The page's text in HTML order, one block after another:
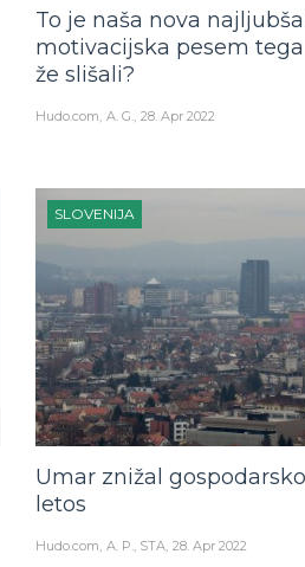
To je naša nova
motivacijska pesem tega
že slišali?
Hudo.com A. G. 28. Apr 2022
SLOVENIJA
Umar znižal
letos
Hudo.com A. P., STA 28. Apr 2022